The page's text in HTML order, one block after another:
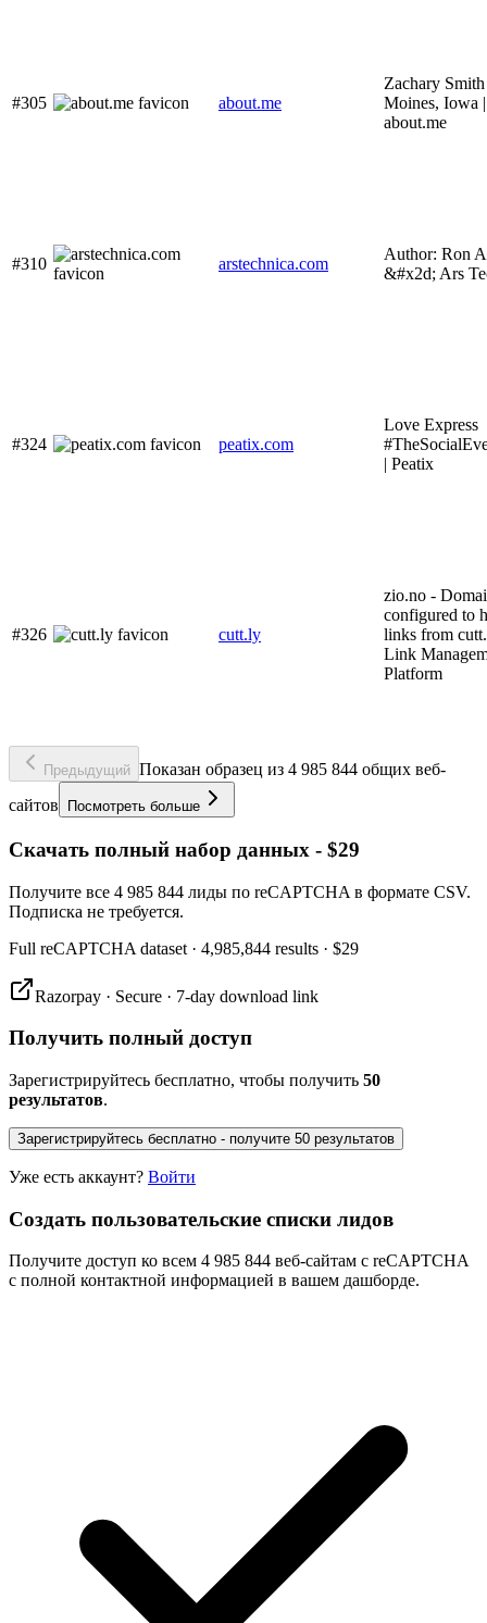
#305 about.me
Zachary
Moines, Iowa |
about.me
#310 arstechnica.com
Author: Ron
&#x2d; Ars
#324 peatix.com
Love Express
| Peatix
#326 cutt.ly
zio.no -
configured to
links from
Link
Platform
Предыдущий Показан образец из 4 985 844 общих веб-
сайтов
Посмотреть больше
Скачать полный набор данных - $29
Получите все 4 985 844 лиды по reCAPTCHA в формате CSV.
Подписка не требуется.
Full reCAPTCHA dataset · 4,985,844 results · $29
Razorpay · Secure · 7-day download link
Получить полный доступ
Зарегистрируйтесь бесплатно, чтобы получить 50
результатов.
Зарегистрируйтесь бесплатно - получите 50 результатов
Уже есть аккаунт? Войти
Создать пользовательские списки лидов
Получите доступ ко всем 4 985 844 веб-сайтам с reCAPTCHA
с полной контактной информацией в вашем дашборде.